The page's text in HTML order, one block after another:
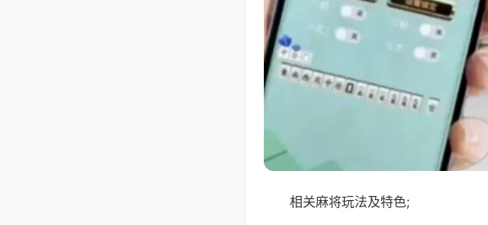
相关麻将玩法及特色;